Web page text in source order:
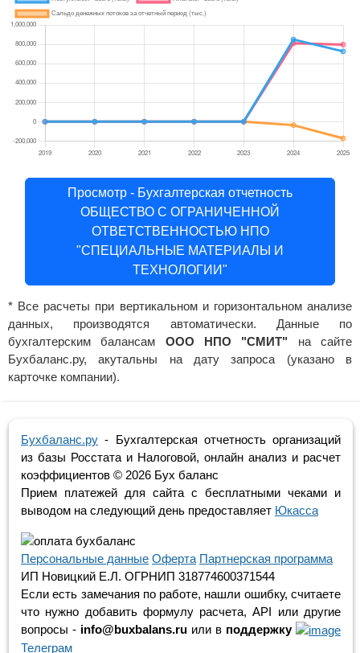
Просмотр - Бухгалтерская отчетность
ОБЩЕСТВО С ОГРАНИЧЕННОЙ
ОТВЕТСТВЕННОСТЬЮ НПО
"СПЕЦИАЛЬНЫЕ МАТЕРИАЛЫ И
ТЕХНОЛОГИИ"
* Все расчеты при вертикальном и горизонтальном анализе
данных, производятся автоматически. Данные по
бухгалтерским балансам ООО НПО "СМИТ" на сайте
Бухбаланс.ру, акутальны на дату запроса (указано в
карточке компании).
Бухбаланс.ру - Бухгалтерская отчетность организаций
из базы Росстата и Налоговой, онлайн анализ и расчет
коэффициентов © 2026 Бух баланс
Прием платежей для сайта с бесплатными чеками и
выводом на следующий день предоставляет Юкасса
Персональные данные Оферта Партнерская программа
ИП Новицкий Е.Л. ОГРНИП 318774600371544
Если есть замечания по работе, нашли ошибку, считаете
что нужно добавить формулу расчета, API или другие
вопросы - info@buxbalans.ru или в поддержку
Телеграм